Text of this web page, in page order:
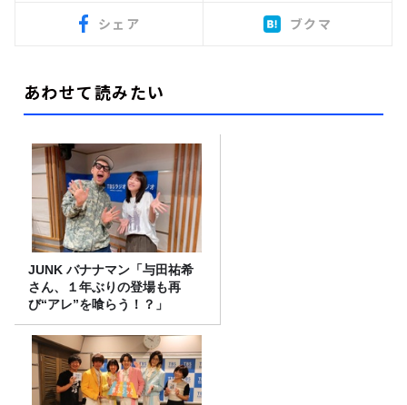
シェア ブクマ
あわせて読みたい
JUNK バナナマン「与田祐希
さん、１年ぶりの登場も再
び“アレ”を喰らう！？」